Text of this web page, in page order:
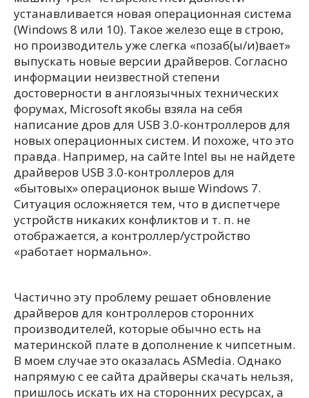
устанавливается новая операционная система
(Windows 8 или 10). Такое железо еще в строю,
но производитель уже слегка «позаб(ы/и)вает»
выпускать новые версии драйверов. Согласно
информации неизвестной степени
достоверности в англоязычных технических
форумах, Microsoft якобы взяла на себя
написание дров для USB 3.0-контроллеров для
новых операционных систем. И похоже, что это
правда. Например, на сайте Intel вы не найдете
драйверов USB 3.0-контроллеров для
«бытовых» операционок выше Windows 7.
Ситуация осложняется тем, что в диспетчере
устройств никаких конфликтов и т. п. не
отображается, а контроллер/устройство
«работает нормально».
Частично эту проблему решает обновление
драйверов для контроллеров сторонних
производителей, которые обычно есть на
материнской плате в дополнение к чипсетным.
В моем случае это оказалась ASMedia. Однако
напрямую с ее сайта драйверы скачать нельзя,
пришлось искать их на сторонних ресурсах, а